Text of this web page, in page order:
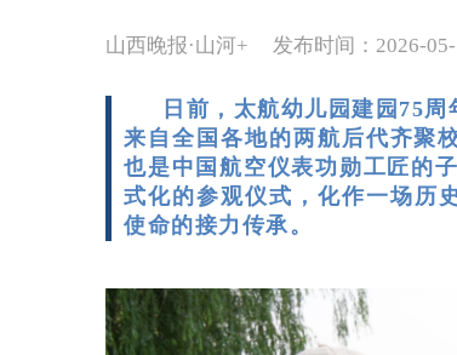
山西晚报·山河+ 发布时间：2026-
日前，太航幼儿园建园75
来自全国各地的两航后代齐聚
也是中国航空仪表功勋工匠的
式化的参观仪式，化作一场历
使命的接力传承。